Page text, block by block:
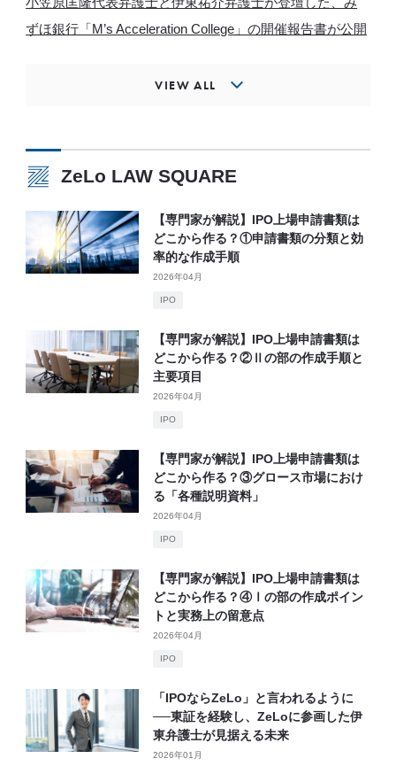
ずほ銀行「M’s Acceleration College」の開催報告書が公開
VIEW ALL
ZeLo LAW SQUARE
【専門家が解説】IPO上場申請書類は
どこから作る？①申請書類の分類と効
率的な作成手順
2026年04月
IPO
【専門家が解説】IPO上場申請書類は
どこから作る？②Ⅱの部の作成手順と
主要項目
2026年04月
IPO
【専門家が解説】IPO上場申請書類は
どこから作る？③グロース市場におけ
る「各種説明資料」
2026年04月
IPO
【専門家が解説】IPO上場申請書類は
どこから作る？④Ⅰの部の作成ポイン
トと実務上の留意点
2026年04月
IPO
「IPOならZeLo」と言われるように
──東証を経験し、ZeLoに参画した伊
東弁護士が見据える未来
2026年01月